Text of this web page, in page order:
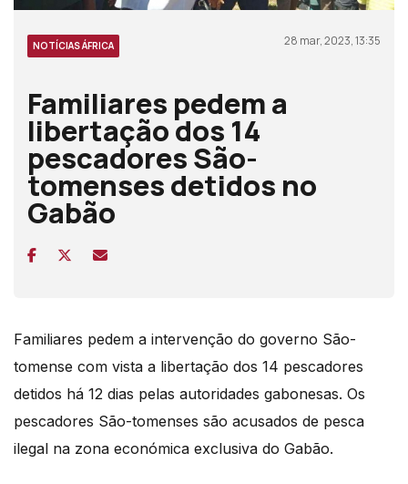
NOTÍCIAS ÁFRICA 28 mar, 2023, 13:35
Familiares pedem a
libertação dos 14
pescadores São-
tomenses detidos no
Gabão
Familiares pedem a intervenção do governo São-
tomense com vista a libertação dos 14 pescadores
detidos há 12 dias pelas autoridades gabonesas. Os
pescadores São-tomenses são acusados de pesca
ilegal na zona económica exclusiva do Gabão.